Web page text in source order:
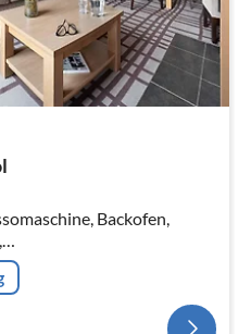
Backofen,
TV, Kaminofen,
Einzelbett)